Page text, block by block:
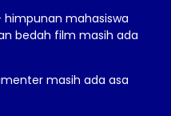
mahasiswa
bedah film masih ada
masih ada asa